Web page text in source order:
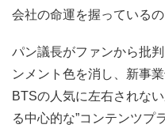
会社の命運を握っているの
パン議長がファンから批
ンメント色を消し、新事
BTSの人気に左右されな
る中心的な”コンテンツプ